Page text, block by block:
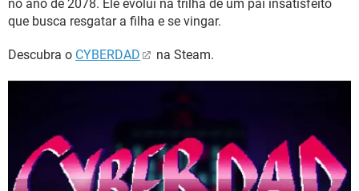
no ano de 2078. Ele evolui na trilha de um pai insatisfeito
que busca resgatar a filha e se vingar.
Descubra o CYBERDAD na Steam.